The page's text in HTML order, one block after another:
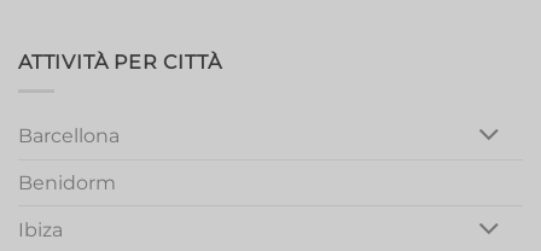
Girls
Night
ATTIVITÀ PER CITTÀ
Barcellona
Benidorm
Ibiza